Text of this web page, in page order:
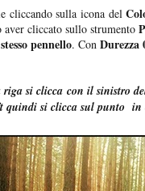
cliccando sulla icona del
cliccato sullo strumento
pennello. Con Durezza
riga si clicca con il sinistro
quindi si clicca sul punto in